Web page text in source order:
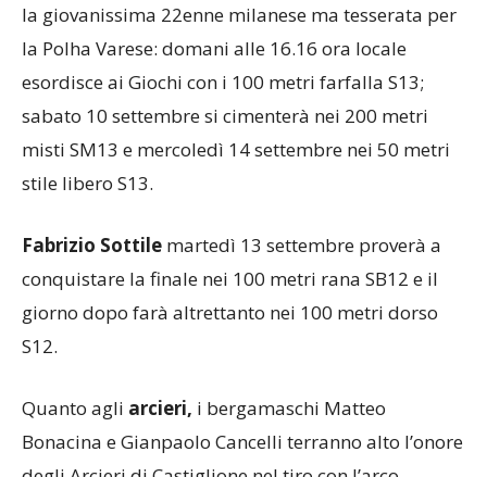
la giovanissima 22enne milanese ma tesserata per
la Polha Varese: domani alle 16.16 ora locale
esordisce ai Giochi con i 100 metri farfalla S13;
sabato 10 settembre si cimenterà nei 200 metri
misti SM13 e mercoledì 14 settembre nei 50 metri
stile libero S13.
Fabrizio Sottile martedì 13 settembre proverà a
conquistare la finale nei 100 metri rana SB12 e il
giorno dopo farà altrettanto nei 100 metri dorso
S12.
Quanto agli arcieri, i bergamaschi Matteo
Bonacina e Gianpaolo Cancelli terranno alto l’onore